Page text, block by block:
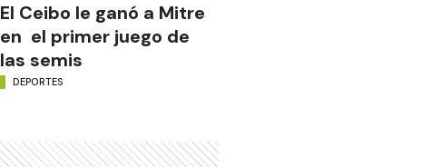
El Ceibo le ganó a Mitre
en el primer juego de
las semis
DEPORTES